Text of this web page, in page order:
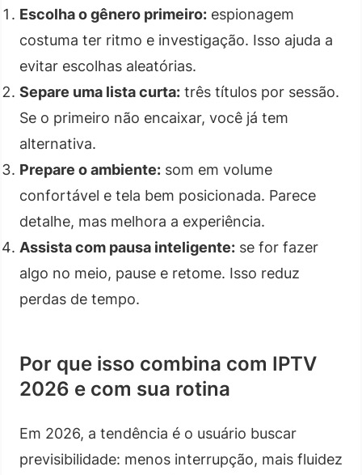
Escolha o gênero primeiro: espionagem
costuma ter ritmo e investigação. Isso ajuda a
evitar escolhas aleatórias.
Separe uma lista curta: três títulos por sessão.
Se o primeiro não encaixar, você já tem
alternativa.
Prepare o ambiente: som em volume
confortável e tela bem posicionada. Parece
detalhe, mas melhora a experiência.
Assista com pausa inteligente: se for fazer
algo no meio, pause e retome. Isso reduz
perdas de tempo.
Por que isso combina com IPTV
2026 e com sua rotina
Em 2026, a tendência é o usuário buscar
previsibilidade: menos interrupção, mais fluidez